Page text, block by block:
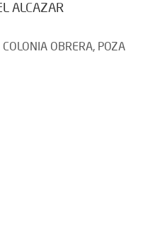
ALCAZAR
OBRERA, POZA